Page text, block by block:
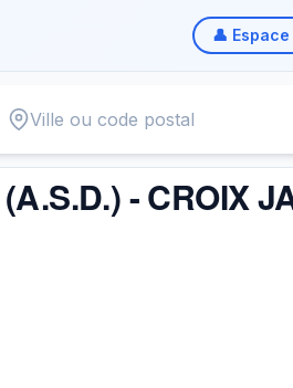
👤
- CROIX